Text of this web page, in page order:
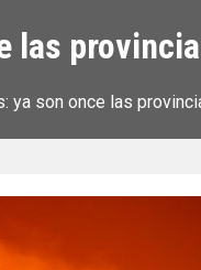
las
ya son once las